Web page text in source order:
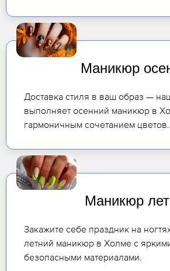
Маникюр
Доставка стиля в ваш образ —
выполняет осенний маникюр в
гармоничным сочетанием цветов.
Маникюр
Закажите себе праздник на
летний маникюр в Холме с
безопасными материалами.